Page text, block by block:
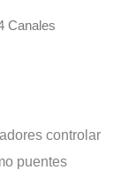
Canales
controlar
puentes